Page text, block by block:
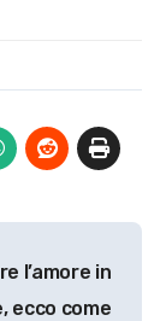
l’amore in
ecco come